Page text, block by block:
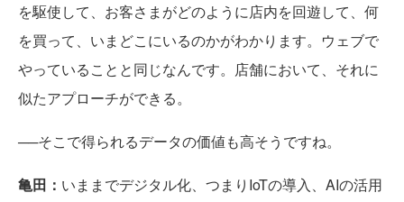
を駆使して、お客さまがどのように店内を回遊して、何
を買って、いまどこにいるのかがわかります。ウェブで
やっていることと同じなんです。店舗において、それに
似たアプローチができる。
──そこで得られるデータの価値も高そうですね。
亀田： いままでデジタル化、つまりIoTの導入、AIの活用